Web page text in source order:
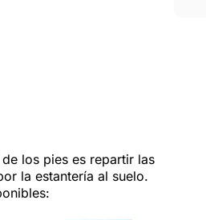
los pies es repartir las
la estantería al suelo.